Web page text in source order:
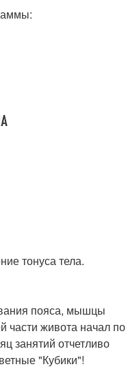
тонуса тела.
пояса, мышцы
части живота начал по
занятий отчетливо
"Кубики"!